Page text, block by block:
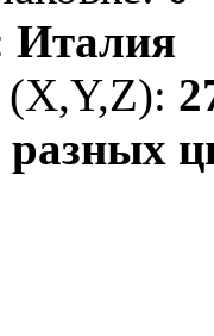
Италия
(X,Y,Z):